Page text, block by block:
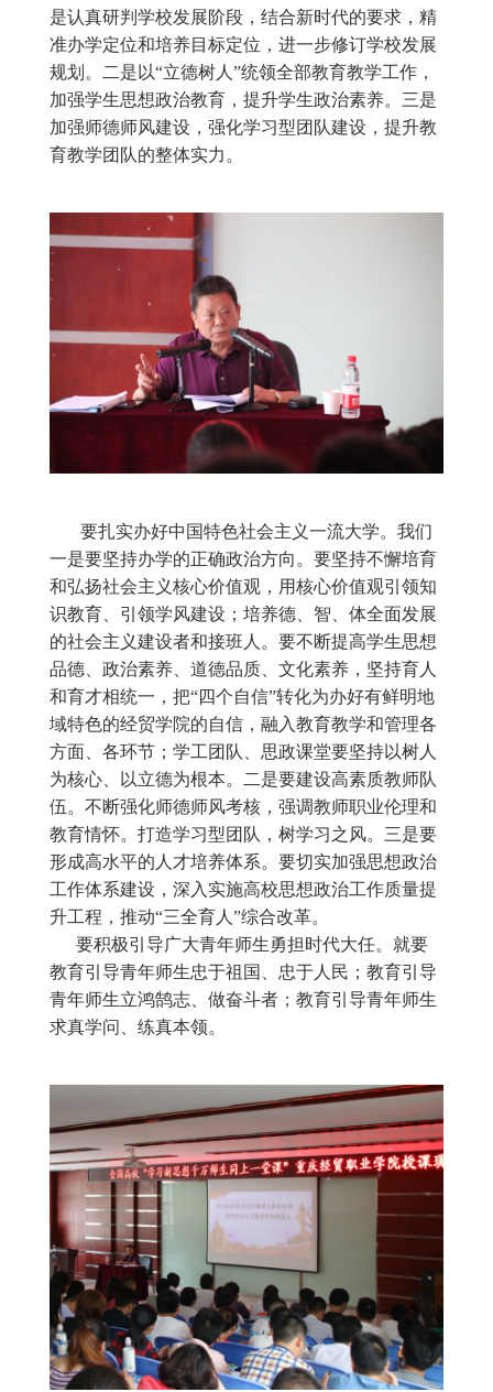
是认真研判学校发展阶段，结合新时代的要求，精
准办学定位和培养目标定位，进一步修订学校发展
规划。二是以“立德树人”统领全部教育教学工作，
加强学生思想政治教育，提升学生政治素养。三是
加强师德师风建设，强化学习型团队建设，提升教
育教学团队的整体实力。
要扎实办好中国特色社会主义一流大学。我们
一是要坚持办学的正确政治方向。要坚持不懈培育
和弘扬社会主义核心价值观，用核心价值观引领知
识教育、引领学风建设；培养德、智、体全面发展
的社会主义建设者和接班人。要不断提高学生思想
品德、政治素养、道德品质、文化素养，坚持育人
和育才相统一，把“四个自信”转化为办好有鲜明地
域特色的经贸学院的自信，融入教育教学和管理各
方面、各环节；学工团队、思政课堂要坚持以树人
为核心、以立德为根本。二是要建设高素质教师队
伍。不断强化师德师风考核，强调教师职业伦理和
教育情怀。打造学习型团队，树学习之风。三是要
形成高水平的人才培养体系。要切实加强思想政治
工作体系建设，深入实施高校思想政治工作质量提
升工程，推动“三全育人”综合改革。
要积极引导广大青年师生勇担时代大任。就要
教育引导青年师生忠于祖国、忠于人民；教育引导
青年师生立鸿鹄志、做奋斗者；教育引导青年师生
求真学问、练真本领。